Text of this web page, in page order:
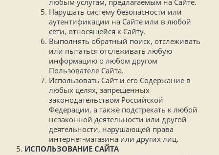
любым услугам, предлагаемым на Сайте.
Нарушать систему безопасности или
аутентификации на Сайте или в любой
сети, относящейся к Сайту.
Выполнять обратный поиск, отслеживать
или пытаться отслеживать любую
информацию о любом другом
Пользователе Сайта.
Использовать Сайт и его Содержание в
любых целях, запрещенных
законодательством Российской
Федерации, а также подстрекать к любой
незаконной деятельности или другой
деятельности, нарушающей права
интернет-магазина или других лиц.
ИСПОЛЬЗОВАНИЕ САЙТА